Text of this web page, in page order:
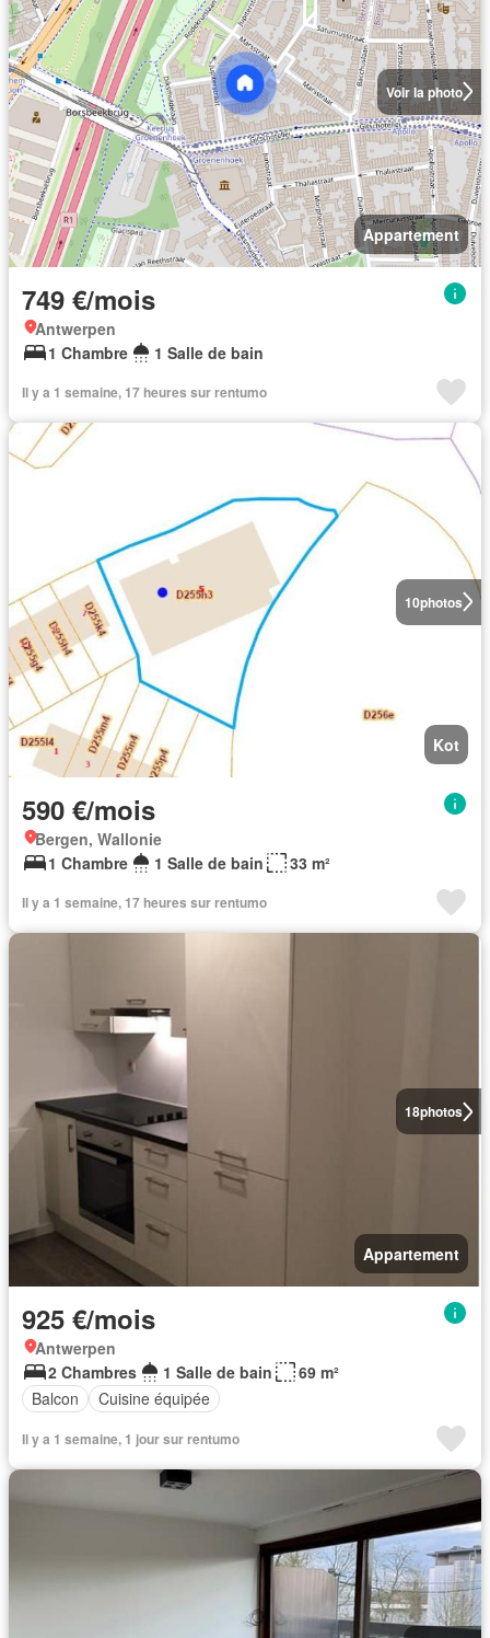
Voir la photo
Appartement
749 €/mois
Antwerpen
1 Chambre
1 Salle de bain
Il y a 1 semaine, 17 heures sur rentumo
10photos
Kot
590 €/mois
Bergen, Wallonie
1 Chambre
1 Salle de bain 33 m²
Il y a 1 semaine, 17 heures sur rentumo
18photos
Appartement
925 €/mois
Antwerpen
2 Chambres
1 Salle de bain
69 m²
Balcon
Cuisine équipée
Il y a 1 semaine, 1 jour sur rentumo